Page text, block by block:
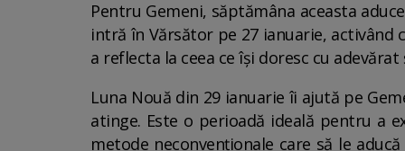
Pentru Gemeni, săptămâna aceasta
intră în Vărsător pe 27 ianuarie,
a reflecta la ceea ce își doresc cu
Luna Nouă din 29 ianuarie îi ajută pe
atinge. Este o perioadă ideală pentru a
metode neconvenționale care să le